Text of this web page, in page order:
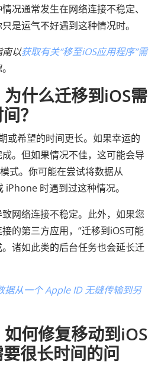
况通常发生在网络连接不稳定、
是运气不好遇到这种情况时。
南以获取有关“移至iOS应用程序”需
。
什么迁移到iOS需
？
或希望的时间更长。如果幸运的
。但如果情况不佳，这可能会导
式。你可能在尝试将数据从
时遇到过这种情况。
网络连接不稳定。此外，如果您
的第三方应用，“迁移到iOS可能
诸如此类的后台任务也会延长迁
据从一个 Apple ID 无缝传输到另
何修复移动到iOS
很长时间的问